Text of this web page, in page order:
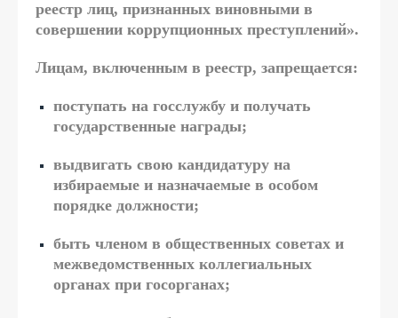
реестр лиц, признанных виновными в
совершении коррупционных преступлений».
Лицам, включенным в реестр, запрещается:
поступать на госслужбу и получать
государственные награды;
выдвигать свою кандидатуру на
избираемые и назначаемые в особом
порядке должности;
быть членом в общественных советах и
межведомственных коллегиальных
органах при госорганах;